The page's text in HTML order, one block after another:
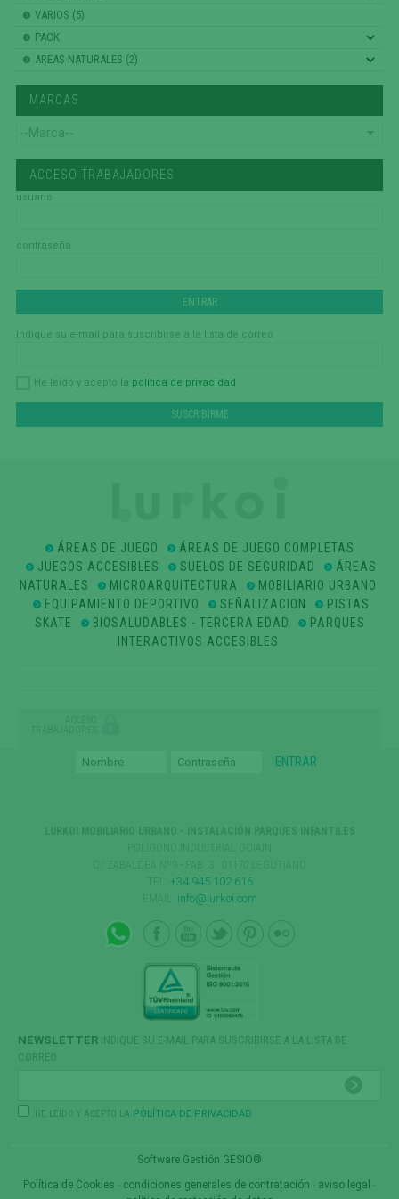
VARIOS (5)
PACK
AREAS NATURALES (2)
MARCAS
ACCESO TRABAJADORES
usuario
contraseña
Indique su e-mail para suscribirse a la lista de correo
He leído y acepto la política de privacidad
ÁREAS DE JUEGO
ÁREAS DE JUEGO COMPLETAS
JUEGOS ACCESIBLES
SUELOS DE SEGURIDAD
ÁREAS
NATURALES
MICROARQUITECTURA
MOBILIARIO URBANO
EQUIPAMIENTO DEPORTIVO
SEÑALIZACION
PISTAS
SKATE
BIOSALUDABLES - TERCERA EDAD
PARQUES
INTERACTIVOS ACCESIBLES
ACCESO
TRABAJADORES
+34 945 102 616
info@lurkoi.com
NEWSLETTER INDIQUE SU E-MAIL PARA SUSCRIBIRSE A LA LISTA DE
CORREO
HE LEÍDO Y ACEPTO LA POLÍTICA DE PRIVACIDAD
Software Gestión GESIO®
Política de Cookies
condiciones generales de contratación aviso legal